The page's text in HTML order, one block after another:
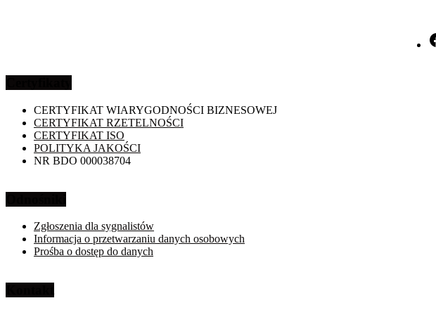
CERTYFIKAT WIARYGODNOŚCI BIZNESOWEJ
CERTYFIKAT RZETELNOŚCI
CERTYFIKAT ISO
POLITYKA JAKOŚCI
NR BDO 000038704
Zgłoszenia dla sygnalistów
Informacja o przetwarzaniu danych osobowych
Prośba o dostęp do danych